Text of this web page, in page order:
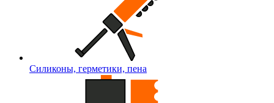
Силиконы, герметики, пена